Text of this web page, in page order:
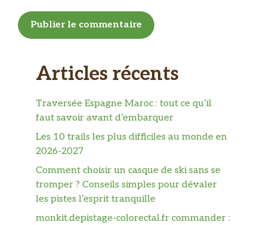
Articles récents
Traversée Espagne Maroc : tout ce qu’il
faut savoir avant d’embarquer
Les 10 trails les plus difficiles au monde en
2026-2027
Comment choisir un casque de ski sans se
tromper ? Conseils simples pour dévaler
les pistes l’esprit tranquille
monkit.depistage-colorectal.fr commander :